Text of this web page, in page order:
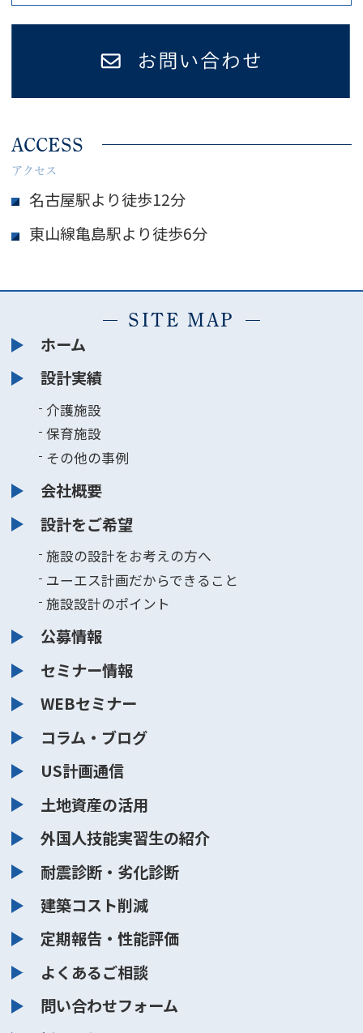
ACCESS
アクセス
名古屋駅より徒歩12分
東山線亀島駅より徒歩6分
SITE MAP
ホーム
設計実績
介護施設
保育施設
その他の事例
会社概要
設計をご希望
施設の設計をお考えの方へ
ユーエス計画だからできること
施設設計のポイント
公募情報
セミナー情報
WEBセミナー
コラム・ブログ
US計画通信
土地資産の活用
外国人技能実習生の紹介
耐震診断・劣化診断
建築コスト削減
定期報告・性能評価
よくあるご相談
問い合わせフォーム